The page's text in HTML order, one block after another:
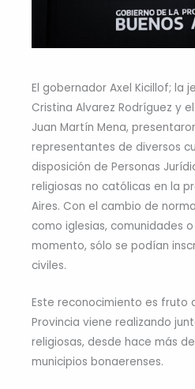
El gobernador Axel Kicillof; la
Cristina Alvarez Rodríguez y
Juan Martín Mena,
representantes de diversos
disposición de Personas
religiosas no católicas en la
Aires. Con el cambio de
como iglesias, comunidades
momento, sólo se podían
civiles.
Este reconocimiento es fruto
Provincia viene realizando
religiosas, desde hace más
municipios bonaerenses.